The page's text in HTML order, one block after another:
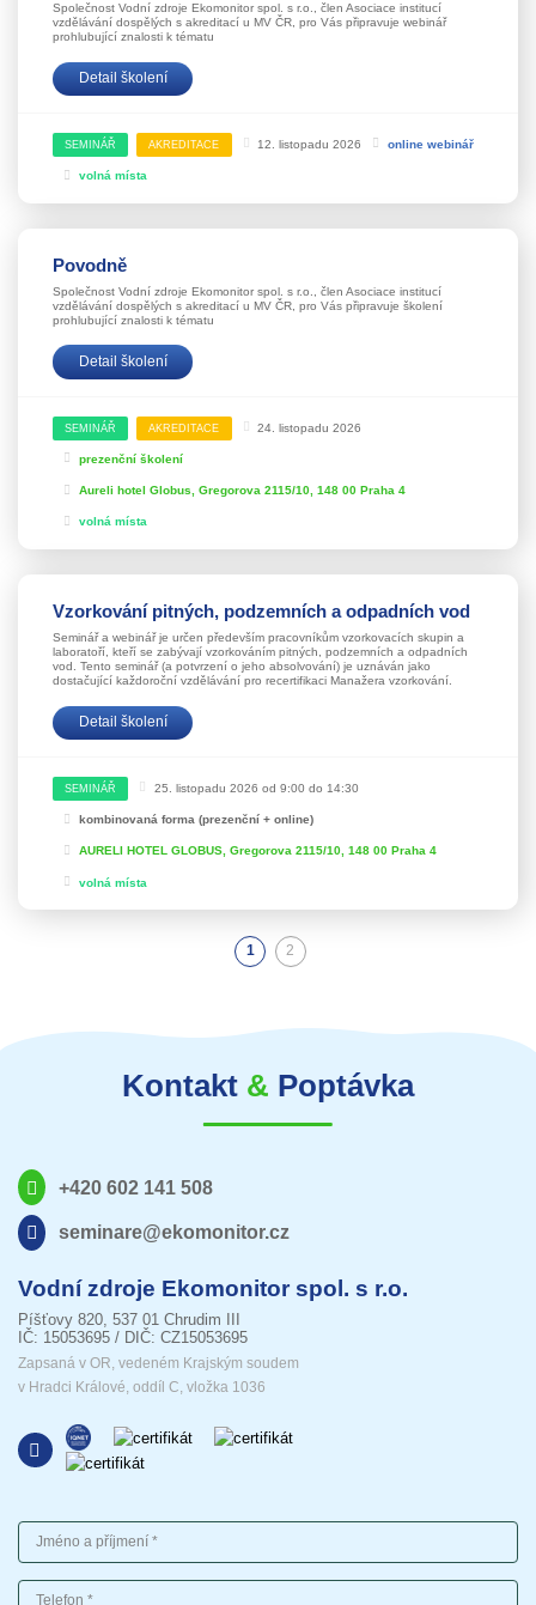
Společnost Vodní zdroje Ekomonitor spol. s r.o., člen Asociace institucí
vzdělávání dospělých s akreditací u MV ČR, pro Vás připravuje webinář
prohlubující znalosti k tématu
Detail školení
SEMINÁŘ AKREDITACE 12. listopadu 2026 online webinář
volná místa
Povodně
Společnost Vodní zdroje Ekomonitor spol. s r.o., člen Asociace institucí
vzdělávání dospělých s akreditací u MV ČR, pro Vás připravuje školení
prohlubující znalosti k tématu
Detail školení
SEMINÁŘ AKREDITACE 24. listopadu 2026
prezenční školení
Aureli hotel Globus, Gregorova 2115/10, 148 00 Praha 4
volná místa
Vzorkování pitných, podzemních a odpadních vod
Seminář a webinář je určen především pracovníkům vzorkovacích skupin a
laboratoří, kteří se zabývají vzorkováním pitných, podzemních a odpadních
vod. Tento seminář (a potvrzení o jeho absolvování) je uznáván jako
dostačující každoroční vzdělávání pro recertifikaci Manažera vzorkování.
Detail školení
SEMINÁŘ 25. listopadu 2026 od 9:00 do 14:30
kombinovaná forma (prezenční + online)
AURELI HOTEL GLOBUS, Gregorova 2115/10, 148 00 Praha 4
volná místa
1(aktuální)
2
Kontakt & Poptávka
+420 602 141 508
seminare@ekomonitor.cz
Vodní zdroje Ekomonitor spol. s r.o.
Píšťovy 820, 537 01 Chrudim III
IČ: 15053695 / DIČ: CZ15053695
Zapsaná v OR, vedeném Krajským soudem
v Hradci Králové, oddíl C, vložka 1036
Jméno a příjmení
Telefon